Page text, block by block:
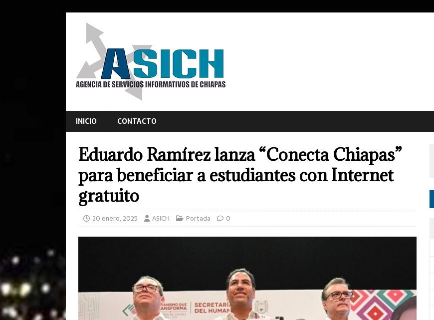
INICIO CONTACTO
Eduardo Ramírez lanza “Conecta Chiapas”
para beneficiar a estudiantes con Internet
gratuito
20 enero, 2025 ASICH Portada 0